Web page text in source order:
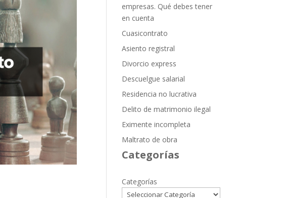
empresas. Qué debes tener
en cuenta
Cuasicontrato
Asiento registral
Divorcio express
Descuelgue salarial
Residencia no lucrativa
Delito de matrimonio ilegal
Eximente incompleta
Maltrato de obra
Categorías
Categorías